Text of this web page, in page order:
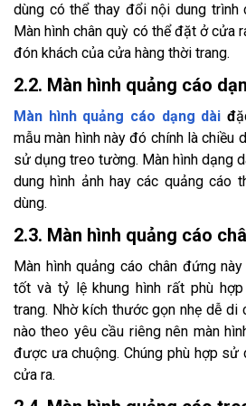
dùng có thể thay đổi nội dung trình
Màn hình chân quỳ có thể đặt ở cửa
đón khách của cửa hàng thời trang.
2.2. Màn hình quảng cáo
Màn hình quảng cáo dạng dài đ
mẫu màn hình này đó chính là chiều
sử dụng treo tường. Màn hình dạng
dung hình ảnh hay các quảng cáo
dùng.
2.3. Màn hình quảng cáo
Màn hình quảng cáo chân đứng
tốt và tỷ lệ khung hình rất phù
trang. Nhờ kích thước gọn nhẹ dễ
nào theo yêu cầu riêng nên màn
được ưa chuộng. Chúng phù hợp
cửa ra.